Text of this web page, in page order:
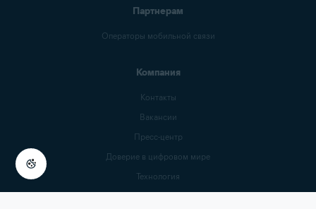
Партнерам
Операторы мобильной связи
Компания
Контакты
Вакансии
Пресс-центр
Доверие в цифровом мире
Технология